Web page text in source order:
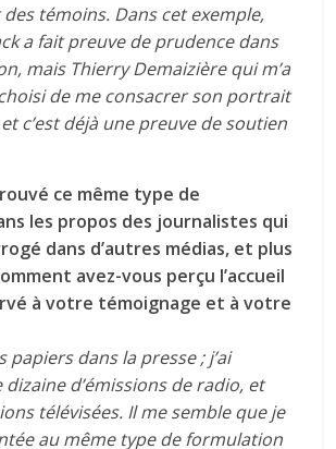
témoins. Dans cet exemple,
a fait preuve de prudence dans
mais Thierry Demaizière qui m’a
de me consacrer son portrait
c’est déjà une preuve de soutien
ce même type de
les propos des journalistes qui
dans d’autres médias, et plus
avez-vous perçu l’accueil
à votre témoignage et à votre
papiers dans la presse ; j’ai
d’émissions de radio, et
télévisées. Il me semble que je
au même type de formulation